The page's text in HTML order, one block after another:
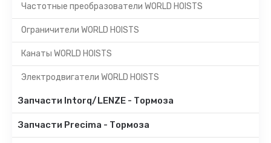
Частотные преобразователи WORLD HOISTS
Ограничители WORLD HOISTS
Канаты WORLD HOISTS
Электродвигатели WORLD HOISTS
Запчасти Intorq/LENZE - Тормоза
Запчасти Precima - Тормоза